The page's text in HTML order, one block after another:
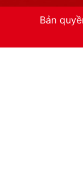
Bản